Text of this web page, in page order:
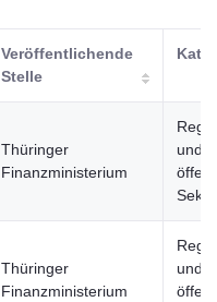
Veröffentlichende
Stelle
Thüringer
Finanzministerium
und
Thüringer
Finanzministerium
und